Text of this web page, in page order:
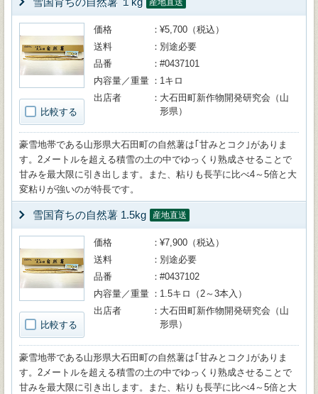
産地直送
比較する
価格
¥5,700（税込）
送料
別途必要
品番
#0437101
内容量／重量
1キロ
出店者
大石田町新作物開発研究会（山
形県）
豪雪地帯である山形県大石田町の自然薯は｢甘みとコク｣がありま
す。2メートルを超える積雪の土の中でゆっくり熟成させることで
甘みを最大限に引き出します。また、粘りも長芋に比べ4～5倍と大
変粘りが強いのが特長です。
雪国育ちの自然薯 1.5kg 産地直送
比較する
価格
¥7,900（税込）
送料
別途必要
品番
#0437102
内容量／重量
1.5キロ（2～3本入）
出店者
大石田町新作物開発研究会（山
形県）
豪雪地帯である山形県大石田町の自然薯は｢甘みとコク｣がありま
す。2メートルを超える積雪の土の中でゆっくり熟成させることで
甘みを最大限に引き出します。また、粘りも長芋に比べ4～5倍と大